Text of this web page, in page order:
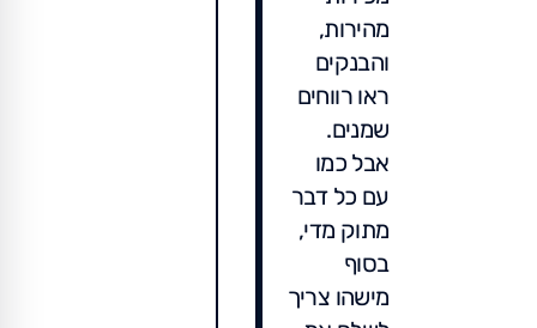
מהירות,
והבנקים
ראו רווחים
שמנים.
אבל כמו
עם כל דבר
מתוק מדי,
בסוף
מישהו צריך